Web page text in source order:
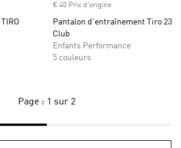
€ 40 Prix d'origine
Pantalon d'entraînement Tiro 23
Club
Enfants Performance
5 couleurs
Page : 1 sur 2